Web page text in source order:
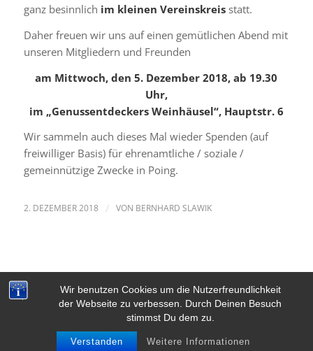
Wir benutzen Cookies um die Nutzerfreundlichkeit
der Webseite zu verbessen. Durch Deinen Besuch
stimmst Du dem zu.
Verstanden Weitere Informationen
ganz besinnlich im kleinen Vereinskreisstatt.
Daher freuen wir uns auf einen gemütlichen Abend mit
unseren Mitgliedern und Freunden
am Mittwoch, den 5. Dezember 2018, ab 19.30
Uhr,
im „Genussentdeckers Weinhäusel“, Hauptstr. 6
Wir sammeln auch dieses Mal wieder Spenden (auf
freiwilliger Basis) für ehrenamtliche / soziale /
gemeinnützige Zwecke in Poing.
2. DEZEMBER 2018 / VON BERNHARD SLAWIK
Datenschutzerklärung Impressum Links